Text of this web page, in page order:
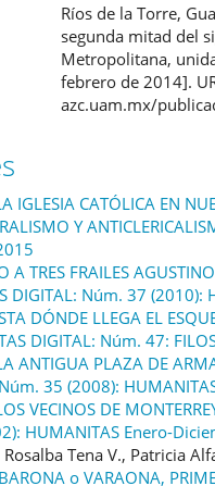
Ríos de la Torre,
segunda mitad del
Metropolitana,
febrero de 2014].
azc.uam.mx/
IGLESIA CATÓLICA EN
Y
A TRES FRAILES
DIGITAL: Núm. 37
DÓNDE LLEGA EL
DIGITAL: Núm. 47:
ANTIGUA PLAZA DE
35 (2008):
VECINOS DE
HUMANITAS Enero-
Tena V., Patricia
o VARAONA,